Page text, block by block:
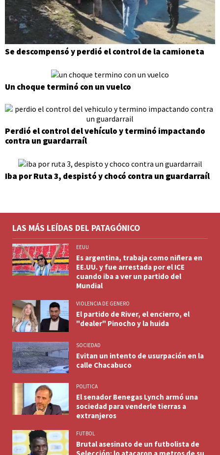
Se descompensó y perdió el control de la camioneta
Un choque terminó con un vuelco
Perdió el control del vehículo y terminó impactando
contra un guardarraíl
Iba por Ruta 3, despistó y chocó contra un guardarraíl
LAS MÁS LEÍDAS DEL PATAGÓNICO
EEUU
Es argentina, trabaja como niñera en
EE.UU. y fue arrestada por el ICE
cuando iba a ver un partido del
Mundial
VIOLENCIA DE GENERO
El partido de River, el encierro, el
"dealer" Pinocho y la huida
SOCIEDAD
Evitan un intento de usurpación en la
calle Chacabuco
POLITICA
El senador Benegas Lynch armó una
sociedad para venderle tierras a
extranjeros
FUTBOL
Brutal asesinato de un futbolista de